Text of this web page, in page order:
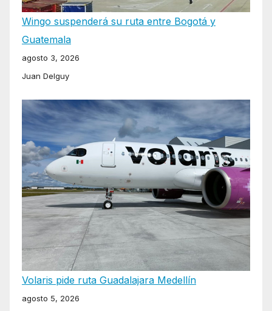
Wingo suspenderá su ruta entre Bogotá y
Guatemala
agosto 3, 2026
Juan Delguy
Volaris pide ruta Guadalajara Medellín
agosto 5, 2026